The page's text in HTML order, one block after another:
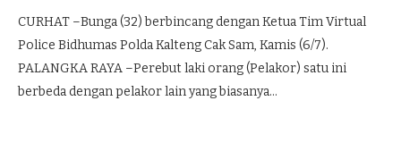
CURHAT –Bunga (32) berbincang dengan Ketua Tim Virtual
Police Bidhumas Polda Kalteng Cak Sam, Kamis (6/7).
PALANGKA RAYA –Perebut laki orang (Pelakor) satu ini
berbeda dengan pelakor lain yang biasanya…